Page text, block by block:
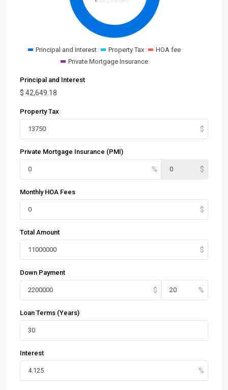
Principal and Interest Property Tax
HOA fee
Private Mortgage Insurance
Principal and Interest
$ 42,649.18
Property Tax
Private Mortgage Insurance (PMI)
Monthly HOA Fees
Total Amount
Down Payment
Loan Terms (Years)
Interest